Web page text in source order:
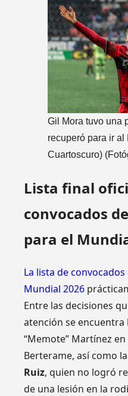
Gil Mora tuvo una
recuperó para ir al
Cuartoscuro)
Lista final
convocados
para el
La lista de
Mundial 2026
Entre las decisiones
atención se
“Memote” Martínez
Berterame, así como
Ruiz, quien no logró
de una lesión en la